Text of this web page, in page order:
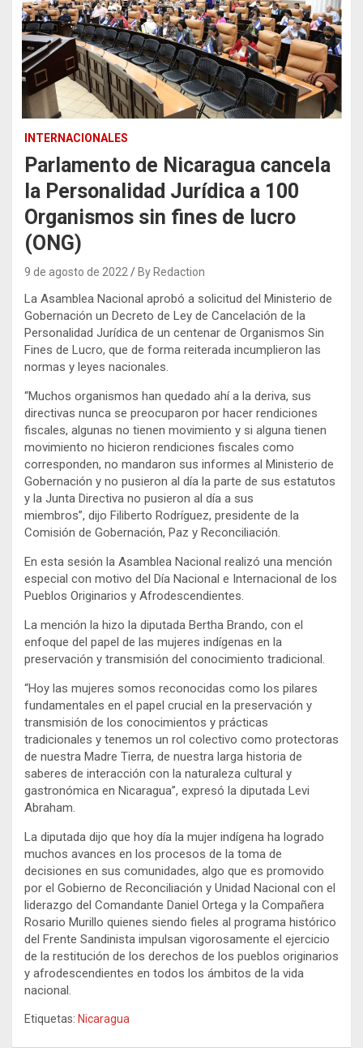
INTERNACIONALES
Parlamento de Nicaragua cancela
la Personalidad Jurídica a 100
Organismos sin fines de lucro
(ONG)
9 de agosto de 2022 By Redaction
La Asamblea Nacional aprobó a solicitud del Ministerio de
Gobernación un Decreto de Ley de Cancelación de la
Personalidad Jurídica de un centenar de Organismos Sin
Fines de Lucro, que de forma reiterada incumplieron las
normas y leyes nacionales.
“Muchos organismos han quedado ahí a la deriva, sus
directivas nunca se preocuparon por hacer rendiciones
fiscales, algunas no tienen movimiento y si alguna tienen
movimiento no hicieron rendiciones fiscales como
corresponden, no mandaron sus informes al Ministerio de
Gobernación y no pusieron al día la parte de sus estatutos
y la Junta Directiva no pusieron al día a sus
miembros”, dijo Filiberto Rodríguez, presidente de la
Comisión de Gobernación, Paz y Reconciliación.
En esta sesión la Asamblea Nacional realizó una mención
especial con motivo del Día Nacional e Internacional de los
Pueblos Originarios y Afrodescendientes.
La mención la hizo la diputada Bertha Brando, con el
enfoque del papel de las mujeres indígenas en la
preservación y transmisión del conocimiento tradicional.
“Hoy las mujeres somos reconocidas como los pilares
fundamentales en el papel crucial en la preservación y
transmisión de los conocimientos y prácticas
tradicionales y tenemos un rol colectivo como protectoras
de nuestra Madre Tierra, de nuestra larga historia de
saberes de interacción con la naturaleza cultural y
gastronómica en Nicaragua”, expresó la diputada Levi
Abraham.
La diputada dijo que hoy día la mujer indígena ha logrado
muchos avances en los procesos de la toma de
decisiones en sus comunidades, algo que es promovido
por el Gobierno de Reconciliación y Unidad Nacional con el
liderazgo del Comandante Daniel Ortega y la Compañera
Rosario Murillo quienes siendo fieles al programa histórico
del Frente Sandinista impulsan vigorosamente el ejercicio
de la restitución de los derechos de los pueblos originarios
y afrodescendientes en todos los ámbitos de la vida
nacional.
Etiquetas: Nicaragua